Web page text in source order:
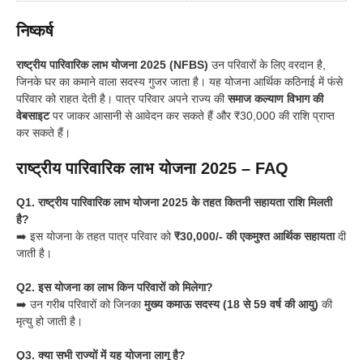
निष्कर्ष
राष्ट्रीय पारिवारिक लाभ योजना 2025 (NFBS) उन परिवारों के लिए वरदान है,
जिनके घर का कमाने वाला सदस्य गुजर जाता है। यह योजना आर्थिक कठिनाई में फंसे
परिवार को राहत देती है। पात्र परिवार अपने राज्य कीसमाज कल्याण विभाग की
वेबसाइटपर जाकर आसानी से आवेदन कर सकते हैं और ₹30,000 की राशि प्राप्त
कर सकते हैं।
राष्ट्रीय पारिवारिक लाभ योजना 2025 – FAQ
Q1. राष्ट्रीय पारिवारिक लाभ योजना 2025 के तहत कितनी सहायता राशि मिलती
है?
➡️ इस योजना के तहत पात्र परिवार को₹30,000/- की एकमुश्त आर्थिक सहायतादी
जाती है।
Q2. इस योजना का लाभ किन परिवारों को मिलेगा?
➡️ उन गरीब परिवारों को जिनकामुख्य कमाऊ सदस्य (18 से 59 वर्ष की आयु) की
मृत्यु हो जाती है।
Q3. क्या सभी राज्यों में यह योजना लागू है?